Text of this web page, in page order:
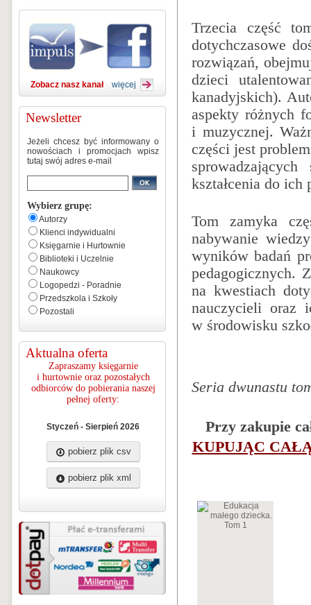
Zobacz nasz kanał więcej
Newsletter
Jeżeli chcesz być informowany o
nowościach i promocjach wpisz
tutaj swój adres e-mail
Wybierz grupę:
Autorzy
Klienci indywidualni
Księgarnie i Hurtownie
Biblioteki i Uczelnie
Naukowcy
Logopedzi - Poradnie
Przedszkola i Szkoły
Pozostali
Aktualna oferta
Zapraszamy księgarnie
i hurtownie oraz pozostałych
odbiorców do pobierania naszej
pełnej oferty:
Styczeń - Sierpień 2026
pobierz plik csv
pobierz plik xml
Trzecia część
dotychczasowe
rozwiązań,
dzieci
kanadyjskich).
aspekty różnych
i muzycznej.
części jest
kształcenia do ich
Tom zamyka
nabywanie
wyników badań
pedagogicznych.
na kwestiach
nauczycieli oraz
w środowisku
Seria dwunastu
Przy zakupie
KUPUJĄC